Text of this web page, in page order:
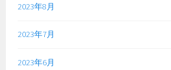
2023年8月
2023年7月
2023年6月